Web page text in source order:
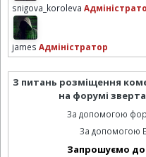
snigova_koroleva
james Адміністратор
З питань розміщення
на форумі
За допомогою
За допомогою
Запрошуємо до